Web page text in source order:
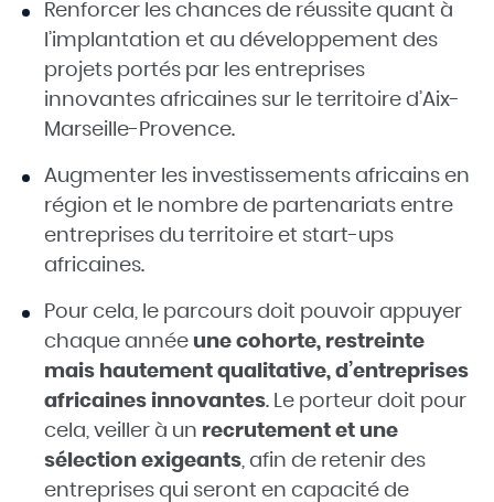
Renforcer les chances de réussite quant à
l’implantation et au développement des
projets portés par les entreprises
innovantes africaines sur le territoire d’Aix-
Marseille-Provence.
Augmenter les investissements africains en
région et le nombre de partenariats entre
entreprises du territoire et start-ups
africaines.
Pour cela, le parcours doit pouvoir appuyer
chaque année une cohorte, restreinte
mais hautement qualitative, d’entreprises
africaines innovantes. Le porteur doit pour
cela, veiller à un recrutement et une
sélection exigeants, afin de retenir des
entreprises qui seront en capacité de